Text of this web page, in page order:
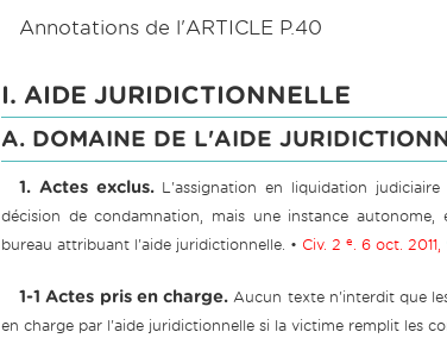
Annotations de l'ARTICLE P.40
I. AIDE JURIDICTIONNELLE
A. DOMAINE DE L'AIDE
1. Actes exclus. L'assignation en liquidation
décision de condamnation, mais une instance
bureau attribuant l'aide juridictionnelle. • Civ. 2 e. 6 oct. 2011,
1-1 Actes pris en charge. Aucun texte n'interdit que
en charge par l'aide juridictionnelle si la victime remplit les